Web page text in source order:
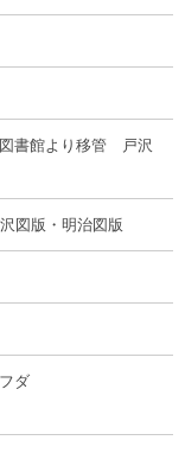
書館より移管 戸沢
版・明治図版
ダ